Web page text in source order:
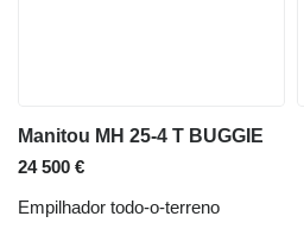
Manitou MH 25-4 T BUGGIE
24 500 €
Empilhador todo-o-terreno